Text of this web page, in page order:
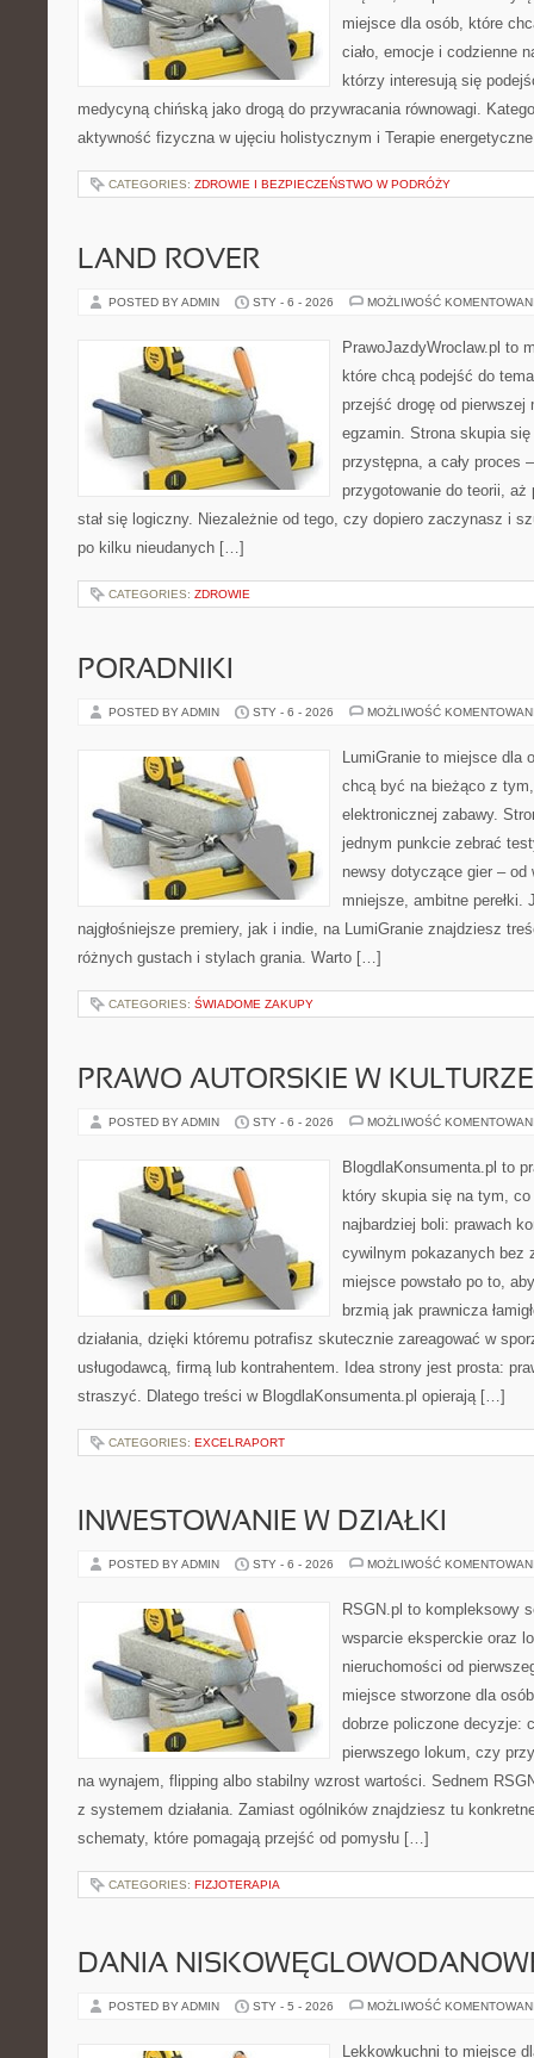
miejsce dla osób, które
ciało, emocje i codzienne
którzy interesują się
medycyną chińską jako drogą do przywracania równowagi.
aktywność fizyczna w ujęciu holistycznym i Terapie
CATEGORIES: ZDROWIE I BEZPIECZEŃSTWO W PODRÓŻY
LAND ROVER
POSTED BY ADMIN STY - 6 - 2026 MOŻLIWOŚĆ
PrawoJazdyWroclaw.pl to
które chcą podejść do
przejść drogę od
egzamin. Strona skupia
przystępna, a cały proces
przygotowanie do teorii,
stał się logiczny. Niezależnie od tego, czy dopiero zaczynasz i
po kilku nieudanych […]
CATEGORIES: ZDROWIE
PORADNIKI
POSTED BY ADMIN STY - 6 - 2026 MOŻLIWOŚĆ
LumiGranie to miejsce dla
chcą być na bieżąco z
elektronicznej zabawy.
jednym punkcie zebrać
newsy dotyczące gier – od
mniejsze, ambitne perełki.
najgłośniejsze premiery, jak i indie, na LumiGranie znajdziesz
różnych gustach i stylach grania. Warto […]
CATEGORIES: ŚWIADOME ZAKUPY
PRAWO AUTORSKIE W
POSTED BY ADMIN STY - 6 - 2026 MOŻLIWOŚĆ
BlogdlaKonsumenta.pl to
który skupia się na tym,
najbardziej boli: prawach
cywilnym pokazanych bez
miejsce powstało po to,
brzmią jak prawnicza
działania, dzięki któremu potrafisz skutecznie zareagować w
usługodawcą, firmą lub kontrahentem. Idea strony jest prosta:
straszyć. Dlatego treści w BlogdlaKonsumenta.pl opierają […]
CATEGORIES: EXCELRAPORT
INWESTOWANIE W DZIAŁKI
POSTED BY ADMIN STY - 6 - 2026 MOŻLIWOŚĆ
RSGN.pl to kompleksowy
wsparcie eksperckie oraz
nieruchomości od
miejsce stworzone dla
dobrze policzone decyzje:
pierwszego lokum, czy
na wynajem, flipping albo stabilny wzrost wartości. Sednem
z systemem działania. Zamiast ogólników znajdziesz tu
schematy, które pomagają przejść od pomysłu […]
CATEGORIES: FIZJOTERAPIA
DANIA
POSTED BY ADMIN STY - 5 - 2026 MOŻLIWOŚĆ
Lekkowkuchni to miejsce